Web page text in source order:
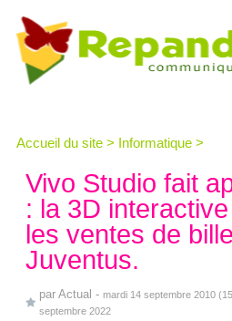
Accueil du site > Informatique >
Vivo Studio fait
: la 3D
les ventes de
Juventus.
par Actual - mardi 14 septembre 2010
septembre 2022